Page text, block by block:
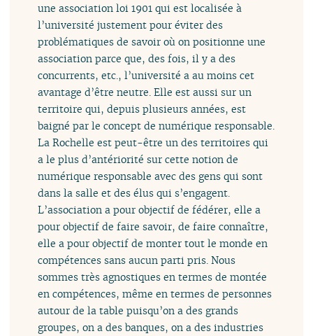
une association loi 1901 qui est localisée à
l’université justement pour éviter des
problématiques de savoir où on positionne une
association parce que, des fois, il y a des
concurrents, etc., l’université a au moins cet
avantage d’être neutre. Elle est aussi sur un
territoire qui, depuis plusieurs années, est
baigné par le concept de numérique responsable.
La Rochelle est peut-être un des territoires qui
a le plus d’antériorité sur cette notion de
numérique responsable avec des gens qui sont
dans la salle et des élus qui s’engagent.
L’association a pour objectif de fédérer, elle a
pour objectif de faire savoir, de faire connaître,
elle a pour objectif de monter tout le monde en
compétences sans aucun parti pris. Nous
sommes très agnostiques en termes de montée
en compétences, même en termes de personnes
autour de la table puisqu’on a des grands
groupes, on a des banques, on a des industries